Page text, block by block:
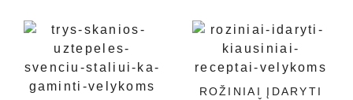
ROŽINIAI ĮDARYTI